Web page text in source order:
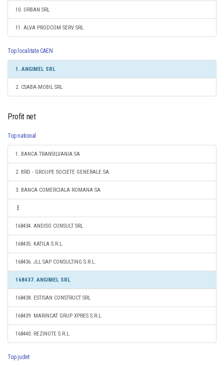
10. ORBAN SRL
11. ALVA PRODCOM SERV SRL
Top localitate CAEN
1. ANGIMEL SRL
2. CSABA-MOBIL SRL
Profit net
Top national
1. BANCA TRANSILVANIA SA
2. BRD - GROUPE SOCIETE GENERALE SA
3. BANCA COMERCIALA ROMANA SA
168434. ANDISO CONSULT SRL
168435. KATILA S.R.L.
168436. JLL SAP CONSULTING S.R.L.
168437. ANGIMEL SRL
168438. ESTISAN CONSTRUCT SRL
168439. MARINCAT GRUP XPRES S.R.L.
168440. REZINOTE S.R.L.
Top judet